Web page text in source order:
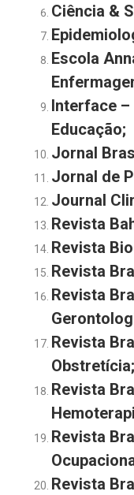
Ciência &
Escola
Interface –
Educação;
Jornal
Jornal de
Journal
Revista
Revista
Revista
Revista
Revista
Obstretícia;
Revista
Revista
Revista